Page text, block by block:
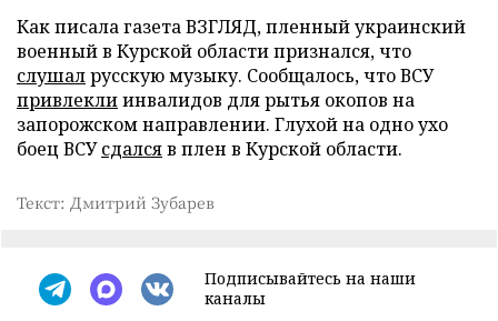
Как писала газета ВЗГЛЯД, пленный украинский
военный в Курской области признался, что
слушалрусскую музыку. Сообщалось, что ВСУ
привлеклиинвалидов для рытья окопов на
запорожском направлении. Глухой на одно ухо
боец ВСУсдалсяв плен в Курской области.
Текст: Дмитрий Зубарев
Подписывайтесь на наши
каналы